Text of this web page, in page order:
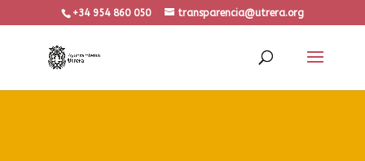
+34 954 860 050 transparencia@utrera.org